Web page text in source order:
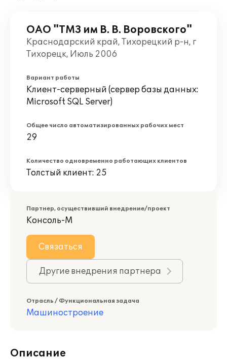
ОАО "ТМЗ им В. В. Воровского"
Краснодарский край, Тихорецкий р-н, г
Тихорецк, Июль 2006
Вариант работы
Клиент-серверный (сервер базы данных:
Microsoft SQL Server)
Общее число автоматизированных рабочих мест
29
Количество одновременно работающих клиентов
Толстый клиент: 25
Партнер, осуществивший внедрение/проект
Консоль-М
Связаться
Другие внедрения партнера
Отрасль / Функциональная задача
Машиностроение
Описание